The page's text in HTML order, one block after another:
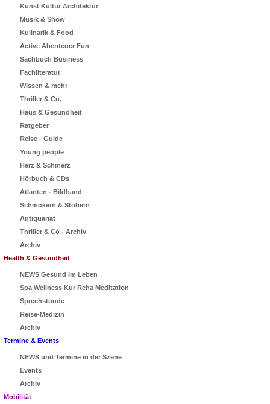
Kunst Kultur Architektur
Musik & Show
Kulinarik & Food
Active Abenteuer Fun
Sachbuch Business
Fachliteratur
Wissen & mehr
Thriller & Co.
Haus & Gesundheit
Ratgeber
Reise - Guide
Young people
Herz & Schmerz
Hörbuch & CDs
Atlanten - Bildband
Schmökern & Stöbern
Antiquariat
Thriller & Co - Archiv
Archiv
Health & Gesundheit
NEWS Gesund im Leben
Spa Wellness Kur Reha Meditation
Sprechstunde
Reise-Medizin
Archiv
Termine & Events
NEWS und Termine in der Szene
Events
Archiv
Mobilität